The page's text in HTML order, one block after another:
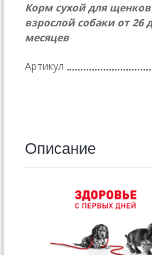
Корм сухой для
взрослой собаки от 26
месяцев
Артикул
Описание